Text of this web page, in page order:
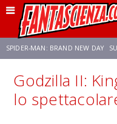
SPIDER-MAN: BRAND NEW DAY
FRANCO RICCIARDIELLO
Godzilla II:
lo